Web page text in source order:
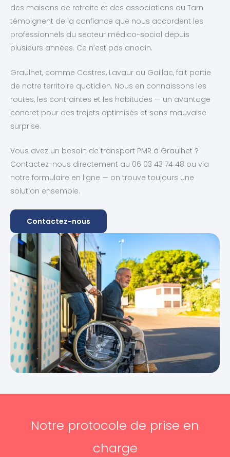
des maisons de retraite et des associations du Tarn
témoignent de la confiance que nous accordent les
professionnels du secteur médico-social depuis
plusieurs années. Ce n’est pas anodin.
Graulhet, comme Castres, Lavaur ou Gaillac, fait partie
de notre territoire quotidien. Nous en connaissons les
routes, les contraintes et les habitudes — un avantage
concret pour des trajets optimisés et sans mauvaise
surprise.
Vous avez un besoin de transport PMR à Graulhet ?
Contactez-nous directement au 06 03 43 74 48 ou via
notre formulaire en ligne — on trouve toujours une
solution ensemble.
Contactez-nous
Notre protocole de prise en
charge